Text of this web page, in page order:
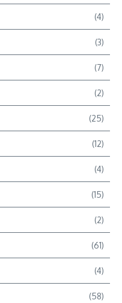
(4)
(3)
(7)
(2)
(25)
(12)
(4)
(15)
(2)
(61)
(4)
(58)